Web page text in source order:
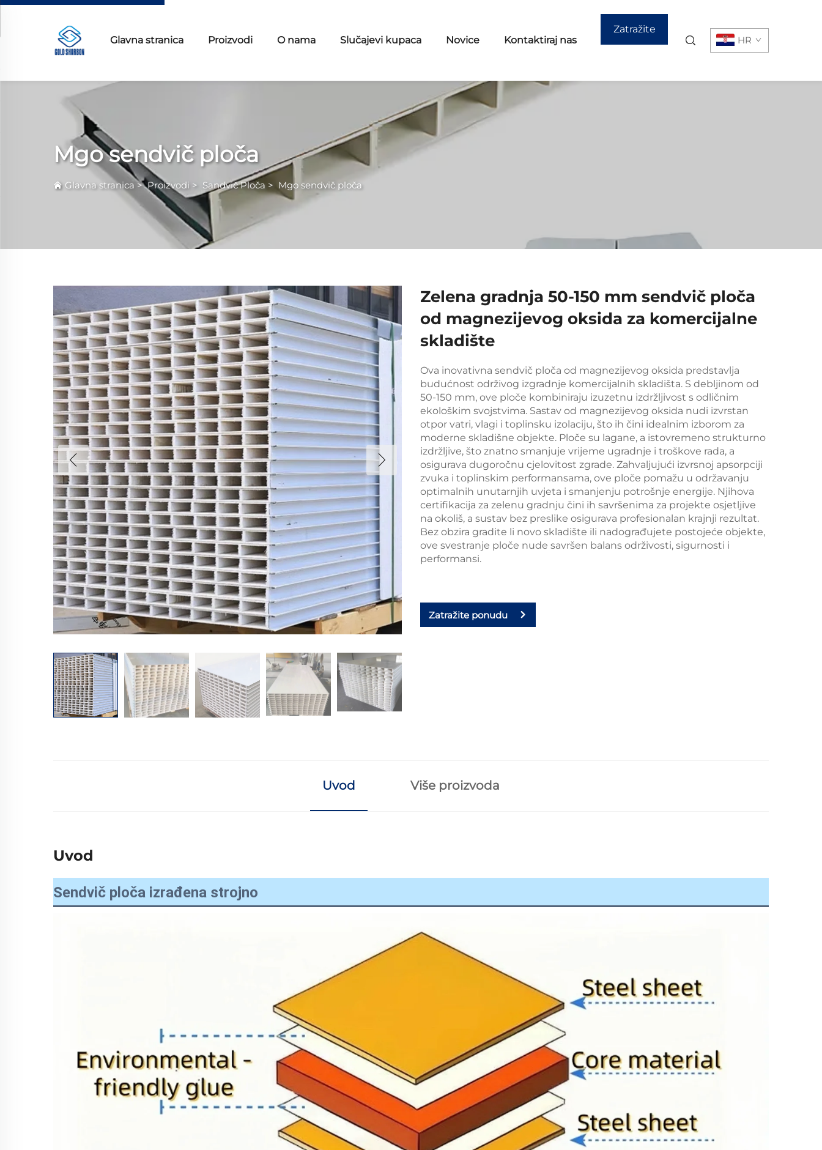
Glavna stranica Proizvodi O nama Slučajevi kupaca Novice Kontaktiraj nas
Zatražite
HR
Mgo sendvič ploča
Glavna stranica>Proizvodi > Sandvič Ploča > Mgo sendvič ploča
Zelena gradnja 50-150 mm sendvič ploča
od magnezijevog oksida za komercijalne
skladište
Ova inovativna sendvič ploča od magnezijevog oksida predstavlja
budućnost održivog izgradnje komercijalnih skladišta. S debljinom od
50-150 mm, ove ploče kombiniraju izuzetnu izdržljivost s odličnim
ekološkim svojstvima. Sastav od magnezijevog oksida nudi izvrstan
otpor vatri, vlagi i toplinsku izolaciju, što ih čini idealnim izborom za
moderne skladišne objekte. Ploče su lagane, a istovremeno strukturno
izdržljive, što znatno smanjuje vrijeme ugradnje i troškove rada, a
osigurava dugoročnu cjelovitost zgrade. Zahvaljujući izvrsnoj apsorpciji
zvuka i toplinskim performansama, ove ploče pomažu u održavanju
optimalnih unutarnjih uvjeta i smanjenju potrošnje energije. Njihova
certifikacija za zelenu gradnju čini ih savršenima za projekte osjetljive
na okoliš, a sustav bez preslike osigurava profesionalan krajnji rezultat.
Bez obzira gradite li novo skladište ili nadograđujete postojeće objekte,
ove svestranje ploče nude savršen balans održivosti, sigurnosti i
performansi.
Zatražite ponudu
Uvod Više proizvoda
Uvod
Sendvič ploča izrađena strojno